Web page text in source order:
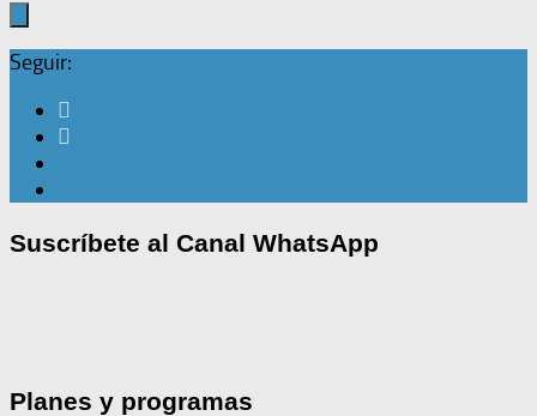
Seguir:
Suscríbete al Canal WhatsApp
Planes y programas